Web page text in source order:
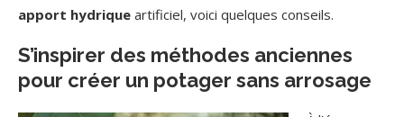
apport hydrique artificiel, voici quelques conseils.
S’inspirer des méthodes anciennes
pour créer un potager sans arrosage